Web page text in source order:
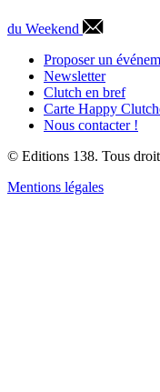
du Weekend
Proposer un
Newsletter
Clutch en bref
Carte Happy
Nous contacter !
© Editions 138. Tous
Mentions légales